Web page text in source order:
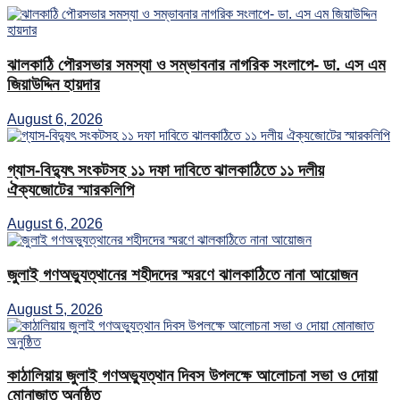
ঝালকাঠি পৌরসভার সমস্যা ও সম্ভাবনার নাগরিক সংলাপে- ডা. এস এম
জিয়াউদ্দিন হায়দার
August 6, 2026
গ্যাস-বিদ্যুৎ সংকটসহ ১১ দফা দাবিতে ঝালকাঠিতে ১১ দলীয়
ঐক্যজোটের স্মারকলিপি
August 6, 2026
জুলাই গণঅভ্যুত্থানের শহীদদের স্মরণে ঝালকাঠিতে নানা আয়োজন
August 5, 2026
কাঠালিয়ায় জুলাই গণঅভ্যুত্থান দিবস উপলক্ষে আলোচনা সভা ও দোয়া
মোনাজাত অনুষ্ঠিত